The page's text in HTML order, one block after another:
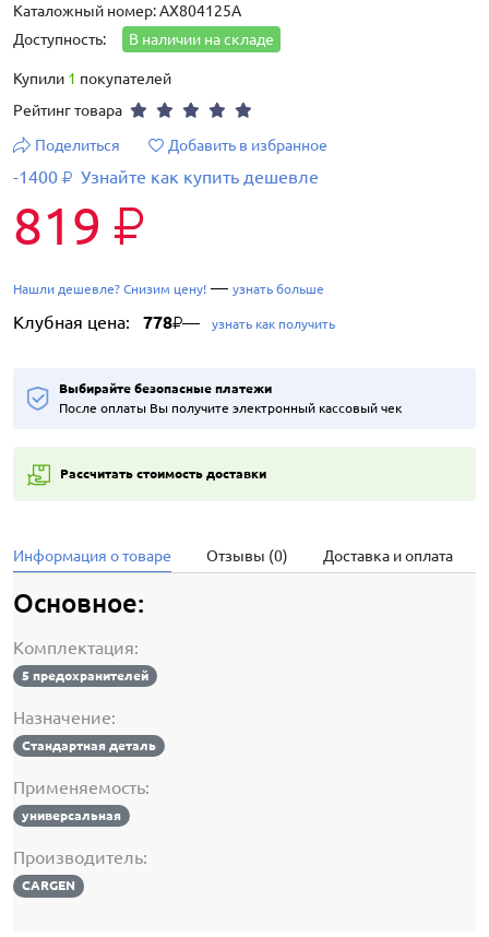
Каталожный номер: AX804125A
Доступность:
В наличии на складе
Купили 1 покупателей
Рейтинг товара
Поделиться
Добавить в избранное
-1400 ₽ Узнайте как купить дешевле
819 ₽
Нашли дешевле? Снизим цену! — узнать больше
Клубная цена: 778₽— узнать как получить
Выбирайте безопасные платежи
После оплаты Вы получите электронный кассовый чек
Рассчитать стоимость доставки
Информация о товаре Отзывы (0) Доставка и оплата
Основное:
Комплектация:
5 предохранителей
Назначение:
Стандартная деталь
Применяемость:
универсальная
Производитель:
CARGEN